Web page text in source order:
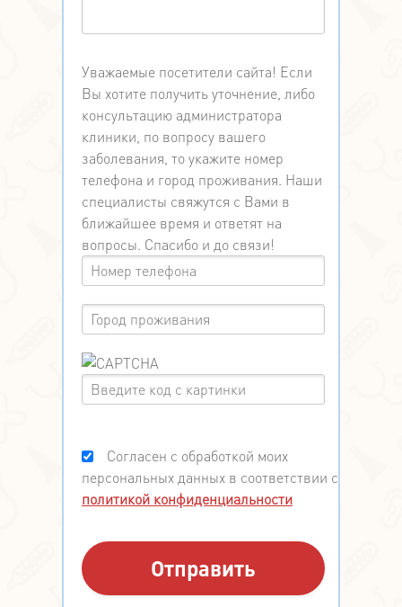
Уважаемые посетители сайта! Если
Вы хотите получить уточнение, либо
консультацию администратора
клиники, по вопросу вашего
заболевания, то укажите номер
телефона и город проживания. Наши
специалисты свяжутся с Вами в
ближайшее время и ответят на
вопросы. Спасибо и до связи!
Согласен с обработкой моих
персональных данных в соответствии с
политикой конфиденциальности